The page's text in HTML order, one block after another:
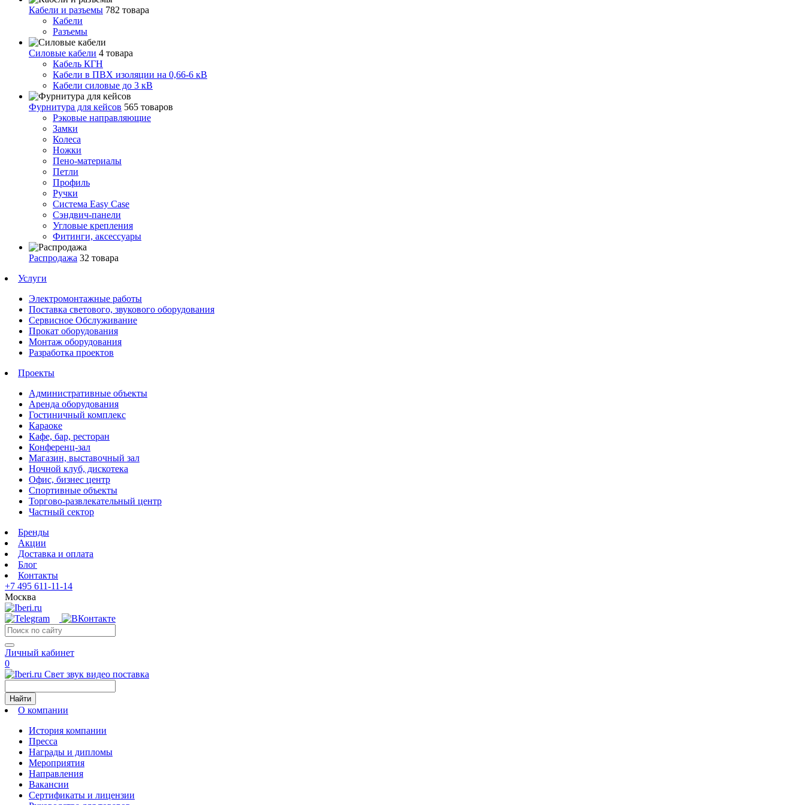
Кабели и разъемы 782 товара
Кабели
Разъемы
Силовые кабели 4 товара
Кабель КГН
Кабели в ПВХ изоляции на 0,66-6 кВ
Кабели силовые до 3 кВ
Фурнитура для кейсов 565 товаров
Рэковые направляющие
Замки
Колеса
Ножки
Пено-материалы
Петли
Профиль
Ручки
Система Easy Case
Сэндвич-панели
Угловые крепления
Фитинги, аксессуары
Распродажа 32 товара
Услуги
Электромонтажные работы
Поставка светового, звукового оборудования
Сервисное Обслуживание
Прокат оборудования
Монтаж оборудования
Разработка проектов
Проекты
Административные объекты
Аренда оборудования
Гостиничный комплекс
Караоке
Кафе, бар, ресторан
Конференц-зал
Магазин, выставочный зал
Ночной клуб, дискотека
Офис, бизнес центр
Спортивные объекты
Торгово-развлекательный центр
Частный сектор
Бренды
Акции
Доставка и оплата
Блог
Контакты
+7 495 611-11-14
Москва
Личный кабинет
0
Свет звук видео поставка
Найти
О компании
История компании
Пресса
Награды и дипломы
Мероприятия
Направления
Вакансии
Сертификаты и лицензии